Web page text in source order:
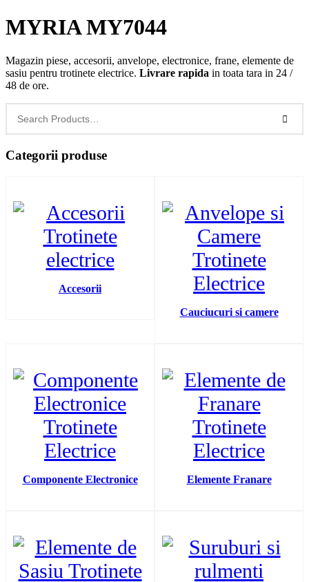
MYRIA MY7044
Magazin piese, accesorii, anvelope, electronice, frane, elemente de
sasiu pentru trotinete electrice. Livrare rapida in toata tara in 24 /
48 de ore.
Categorii produse
Accesorii
Cauciucuri si camere
Componente Electronice Elemente Franare